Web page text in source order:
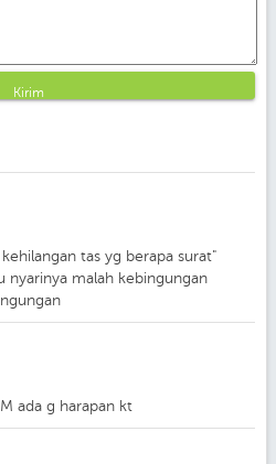
Kirim
tas yg berapa surat"
nyarinya malah kebingungan
ada g harapan kt